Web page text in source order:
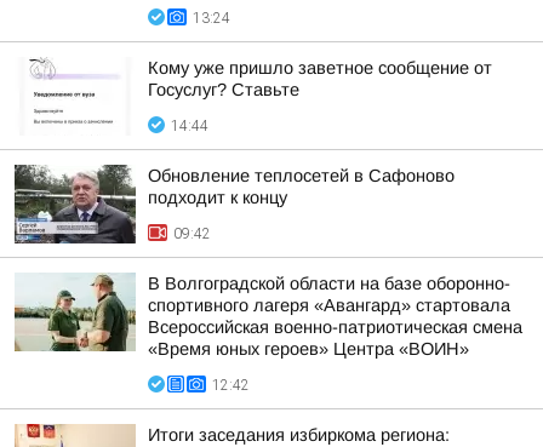
13:24
Кому уже пришло заветное сообщение от
Госуслуг? Ставьте
14:44
Обновление теплосетей в Сафоново
подходит к концу
09:42
В Волгоградской области на базе оборонно-
спортивного лагеря «Авангард» стартовала
Всероссийская военно-патриотическая смена
«Время юных героев» Центра «ВОИН»
12:42
Итоги заседания избиркома региона: